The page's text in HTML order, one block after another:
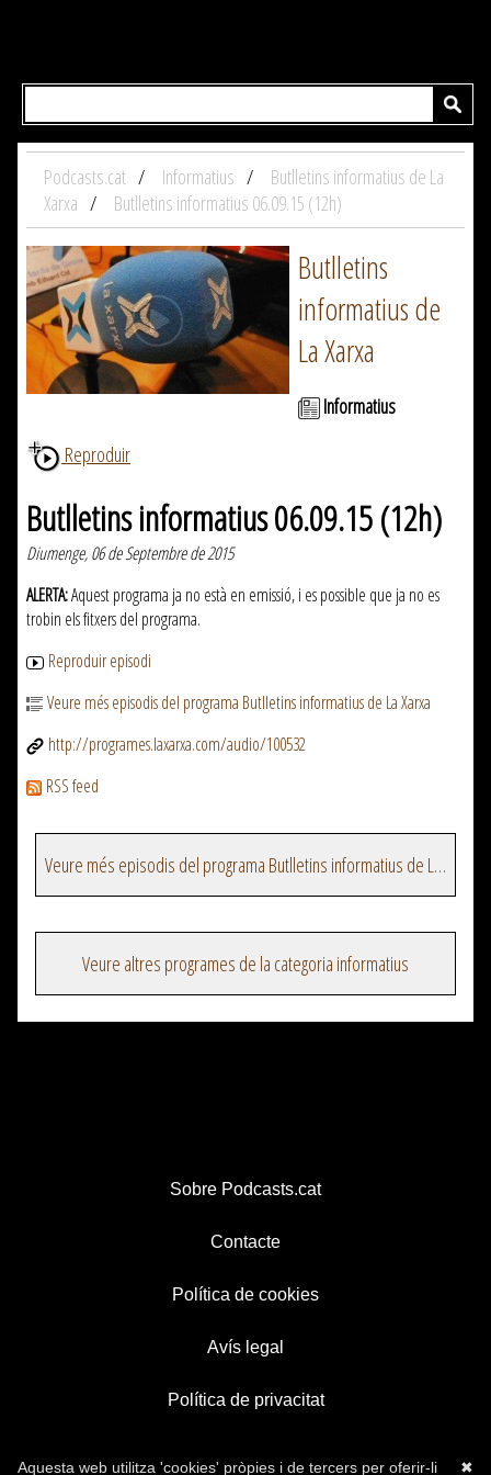
Podcasts.cat Informatius
Butlletins informatius de La
Xarxa
Butlletins informatius 06.09.15 (12h)
Butlletins
informatius de
La Xarxa
Informatius
Reproduir
Butlletins informatius 06.09.15 (12h)
Diumenge, 06 de Septembre de 2015
ALERTA:Aquest programa ja no està en emissió, i es possible que ja no es
trobin els fitxers del programa.
Reproduir episodi
Veure més episodis del programa Butlletins informatius de La Xarxa
http://programes.laxarxa.com/audio/100532
RSS feed
Veure més episodis del programa Butlletins informatius de La Xarxa
Veure altres programes de la categoria informatius
Sobre Podcasts.cat
Contacte
Política de cookies
Avís legal
Política de privacitat
✖
Aquesta web utilitza 'cookies' pròpies i de tercers per oferir-li